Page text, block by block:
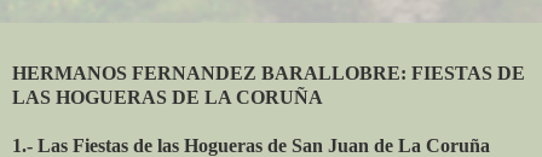
HERMANOS FERNANDEZ BARALLOBRE: FIESTAS DE
LAS HOGUERAS DE LA CORUÑA
1.- Las Fiestas de las Hogueras de San Juan de La Coruña